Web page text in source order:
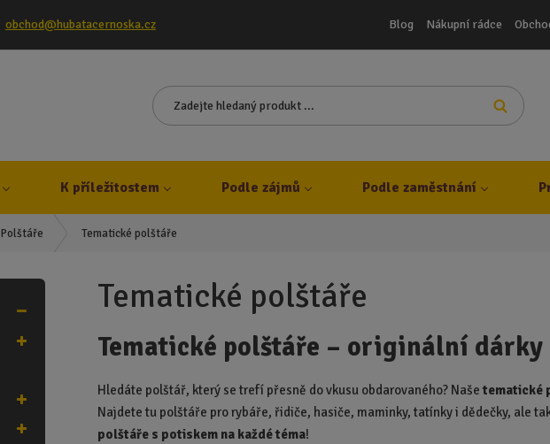
obchod@hubatacernoska.cz Blog Nákupní rádce
e
d
a
ý
r
o
Vyhledat
K příležitostem Podle zájmů Podle zaměstnání
Polštáře Tematické polštáře
Tematické polštáře
Tematické polštáře – originální dárky
Hledáte polštář, který se trefí přesně do vkusu obdarovaného? Našetematické
Najdete tu polštáře pro rybáře, řidiče, hasiče, maminky, tatínky i dědečky, ale
polštáře s potiskem na každé téma!